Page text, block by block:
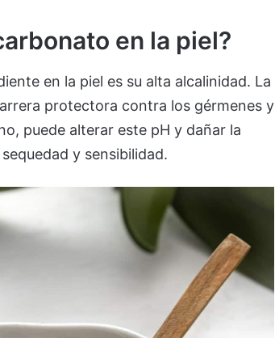
en la piel?
en la piel es su alta alcalinidad. La
protectora contra los gérmenes y
puede alterar este pH y dañar la
y sensibilidad.